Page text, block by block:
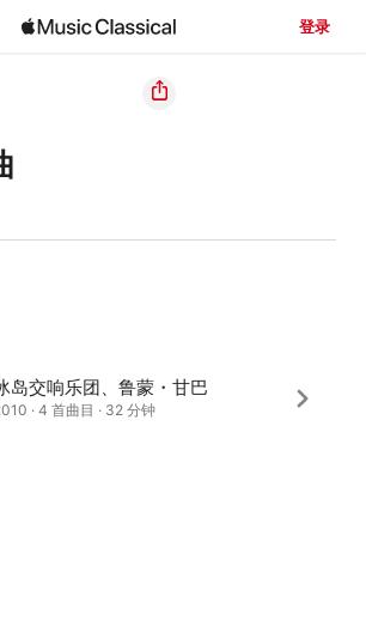
登录
岛交响乐团、鲁蒙・甘巴
· 4 首曲目 · 32 分钟